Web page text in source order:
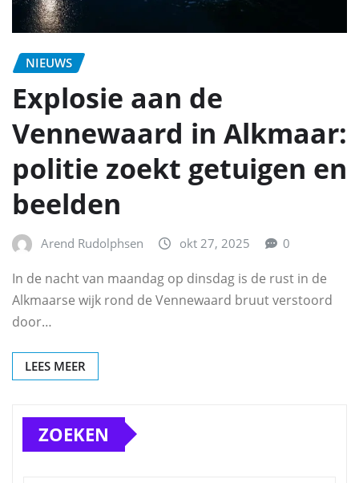
NIEUWS
Explosie aan de
Vennewaard in Alkmaar:
politie zoekt getuigen en
beelden
Arend Rudolphsen okt 27, 2025 0
In de nacht van maandag op dinsdag is de rust in de
Alkmaarse wijk rond de Vennewaard bruut verstoord
door…
LEES MEER
ZOEKEN